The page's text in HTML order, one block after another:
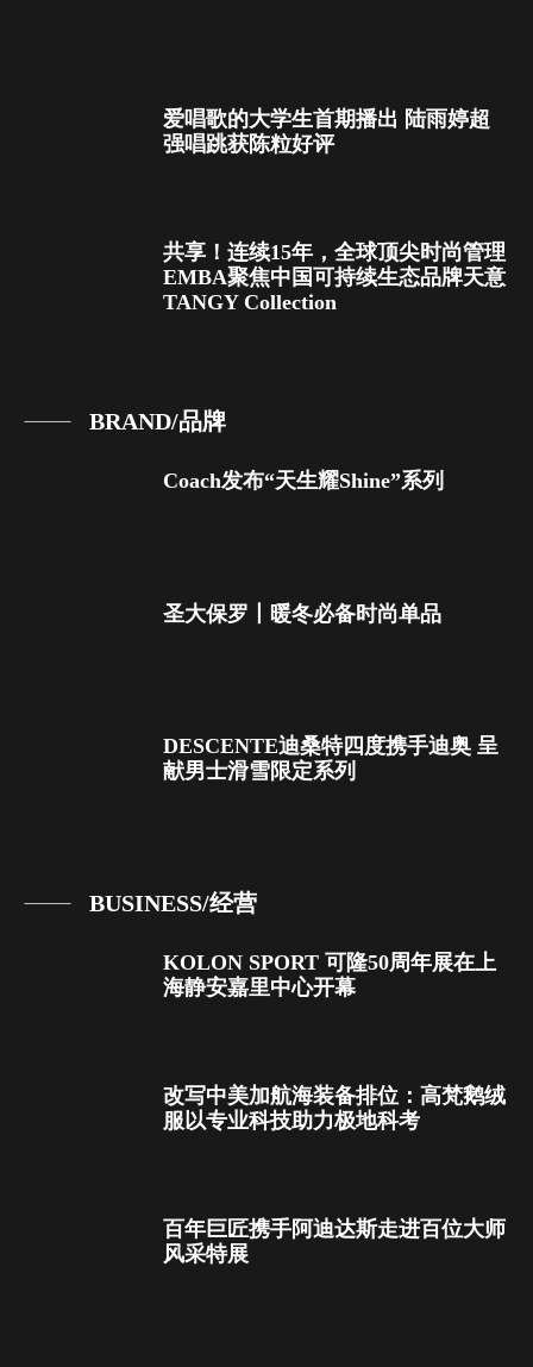
爱唱歌的大学生首期播出 陆雨婷超
强唱跳获陈粒好评
共享！连续15年，全球顶尖时尚管理
EMBA聚焦中国可持续生态品牌天意
TANGY Collection
BRAND/品牌
Coach发布“天生耀Shine”系列
圣大保罗丨暖冬必备时尚单品
DESCENTE迪桑特四度携手迪奥 呈
献男士滑雪限定系列
BUSINESS/经营
KOLON SPORT 可隆50周年展在上
海静安嘉里中心开幕
改写中美加航海装备排位：高梵鹅绒
服以专业科技助力极地科考
百年巨匠携手阿迪达斯走进百位大师
风采特展